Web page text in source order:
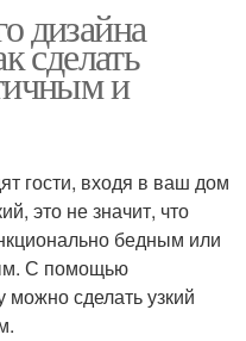
дизайна
сделать
и
гости, входя в ваш дом
это не значит, что
бедным или
С помощью
можно сделать узкий